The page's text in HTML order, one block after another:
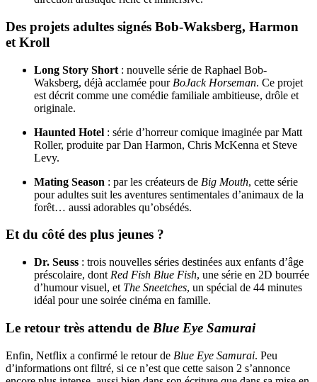
Des projets adultes signés Bob-Waksberg, Harmon
et Kroll
Long Story Short : nouvelle série de Raphael Bob-
Waksberg, déjà acclamée pour BoJack Horseman. Ce projet
est décrit comme une comédie familiale ambitieuse, drôle et
originale.
Haunted Hotel : série d’horreur comique imaginée par Matt
Roller, produite par Dan Harmon, Chris McKenna et Steve
Levy.
Mating Season : par les créateurs de Big Mouth, cette série
pour adultes suit les aventures sentimentales d’animaux de la
forêt… aussi adorables qu’obsédés.
Et du côté des plus jeunes ?
Dr. Seuss : trois nouvelles séries destinées aux enfants d’âge
préscolaire, dont Red Fish Blue Fish, une série en 2D bourrée
d’humour visuel, et The Sneetches, un spécial de 44 minutes
idéal pour une soirée cinéma en famille.
Le retour très attendu de Blue Eye Samurai
Enfin, Netflix a confirmé le retour de Blue Eye Samurai. Peu
d’informations ont filtré, si ce n’est que cette saison 2 s’annonce